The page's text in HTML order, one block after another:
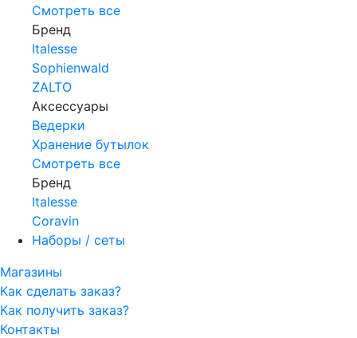
Смотреть все
Бренд
Italesse
Sophienwald
ZALTO
Аксессуары
Ведерки
Хранение бутылок
Смотреть все
Бренд
Italesse
Coravin
Наборы / сеты
Магазины
Как сделать заказ?
Как получить заказ?
Контакты